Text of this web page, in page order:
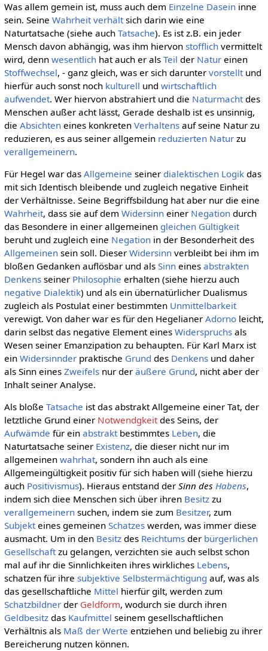
Was allem gemein ist, muss auch dem Einzelne Daseininne
sein. Seine Wahrheit verhältsich darin wie eine
Naturtatsache (siehe auch Tatsache). Es ist z.B. ein jeder
Mensch davon abhängig, was ihm hiervon stofflichvermittelt
wird, denn wesentlichhat auch er als Teil der Natureinen
Stoffwechsel, - ganz gleich, was er sich darunter vorstelltund
hierfür auch sonst noch kulturell und wirtschaftlich
aufwendet. Wer hiervon abstrahiert und die Naturmachtdes
Menschen außer acht lässt, Gerade deshalb ist es unsinnig,
die Absichteneines konkreten Verhaltensauf seine Natur zu
reduzieren, es aus seiner allgemein reduzierten Naturzu
verallgemeinern.
Für Hegel war das Allgemeine seiner dialektischen Logikdas
mit sich Identisch bleibende und zugleich negative Einheit
der Verhältnisse. Seine Begriffsbildung hat aber nur die eine
Wahrheit, dass sie auf dem Widersinneiner Negationdurch
das Besondere in einer allgemeinen gleichen Gültigkeit
beruht und zugleich eine Negationin der Besonderheit des
Allgemeinensein soll. Dieser Widersinnverbleibt bei ihm im
bloßen Gedanken auflösbar und als Sinneines abstrakten
Denkensseiner Philosophie erhalten (siehe hierzu auch
negative Dialektik) und als ein übernatürlicher Dualismus
zugleich als Postulat einer bestimmten Unmittelbarkeit
verewigt. Von daher war es für den Hegelianer Adornoleicht,
darin selbst das negative Element eines Widerspruchsals
Wesen seiner Emanzipation zu behaupten. Für Karl Marx ist
ein Widersinnderpraktische Grund des Denkensund daher
als Sinn eines Zweifelsnur der äußere Grund, nicht aber der
Inhalt seiner Analyse.
Als bloße Tatsache ist das abstrakt Allgemeine einer Tat, der
letztliche Grund einer Notwendgkeitdes Seins, der
Aufwämde für ein abstraktbestimmtes Leben, die
Naturtatsache seiner Existenz, die dieser nicht nur im
allgemeinen wahrhat, sondern ihn auch als eine
Allgemeingültigkeit positiv für sich haben will (siehe hierzu
auch Positivismus). Hieraus entstand der Sinn des Habens,
indem sich diee Menschen sich über ihren Besitzzu
verallgemeinernsuchen, indem sie zum Besitzer, zum
Subjekteines gemeinen Schatzeswerden, was immer diese
ausmacht. Um in den Besitzdes Reichtumsder bürgerlichen
Gesellschaftzu gelangen, verzichten sie auch selbst schon
mal auf ihr die Sinnlichkeiten ihres wirkliches Lebens,
schatzen für ihre subjektive Selbstermächtigung auf, was als
das gesellschaftliche Mittel hierfür gilt, werden zum
Schatzbildnerder Geldform, wodurch sie durch ihren
Geldbesitzdas Kaufmittel seinem gesellschaftlichen
Verhältnis als Maß der Werte entziehen und beliebig zu ihrer
Bereicherung nutzen können.